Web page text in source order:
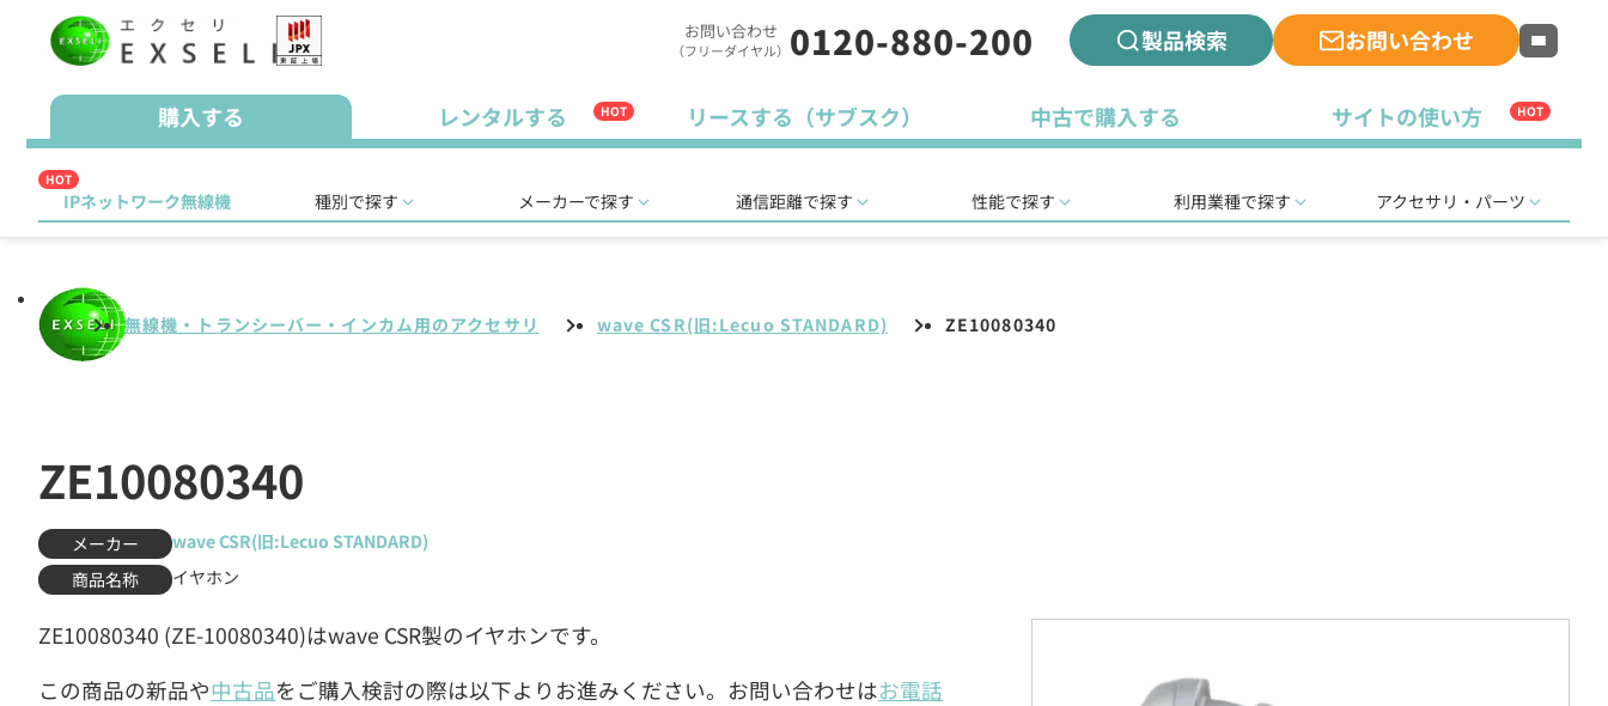
お問い合わせ
（フリーダイヤル） 0120-880-200 製品検索 お問い合わせ
購入する レンタルする HOT リースする（サブスク） 中古で購入する サイトの使い方 HOT
HOT
IPネットワーク無線機 種別で探す メーカーで探す 通信距離で探す 性能で探す 利用業種で探す アクセサリ・パーツ
無線機・トランシーバー・インカム用のアクセサリ wave CSR(旧:Lecuo STANDARD) ZE10080340
ZE10080340
メーカー
wave CSR(旧:Lecuo STANDARD)
商品名称
イヤホン
ZE10080340 (ZE-10080340)はwave CSR製のイヤホンです。
この商品の新品や中古品をご購入検討の際は以下よりお進みください。お問い合わせはお電話